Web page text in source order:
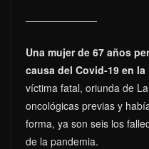
Una mujer de 67 años
causa del Covid-19 en
víctima fatal, oriunda de
oncológicas previas y
forma, ya son seis los
de la pandemia.